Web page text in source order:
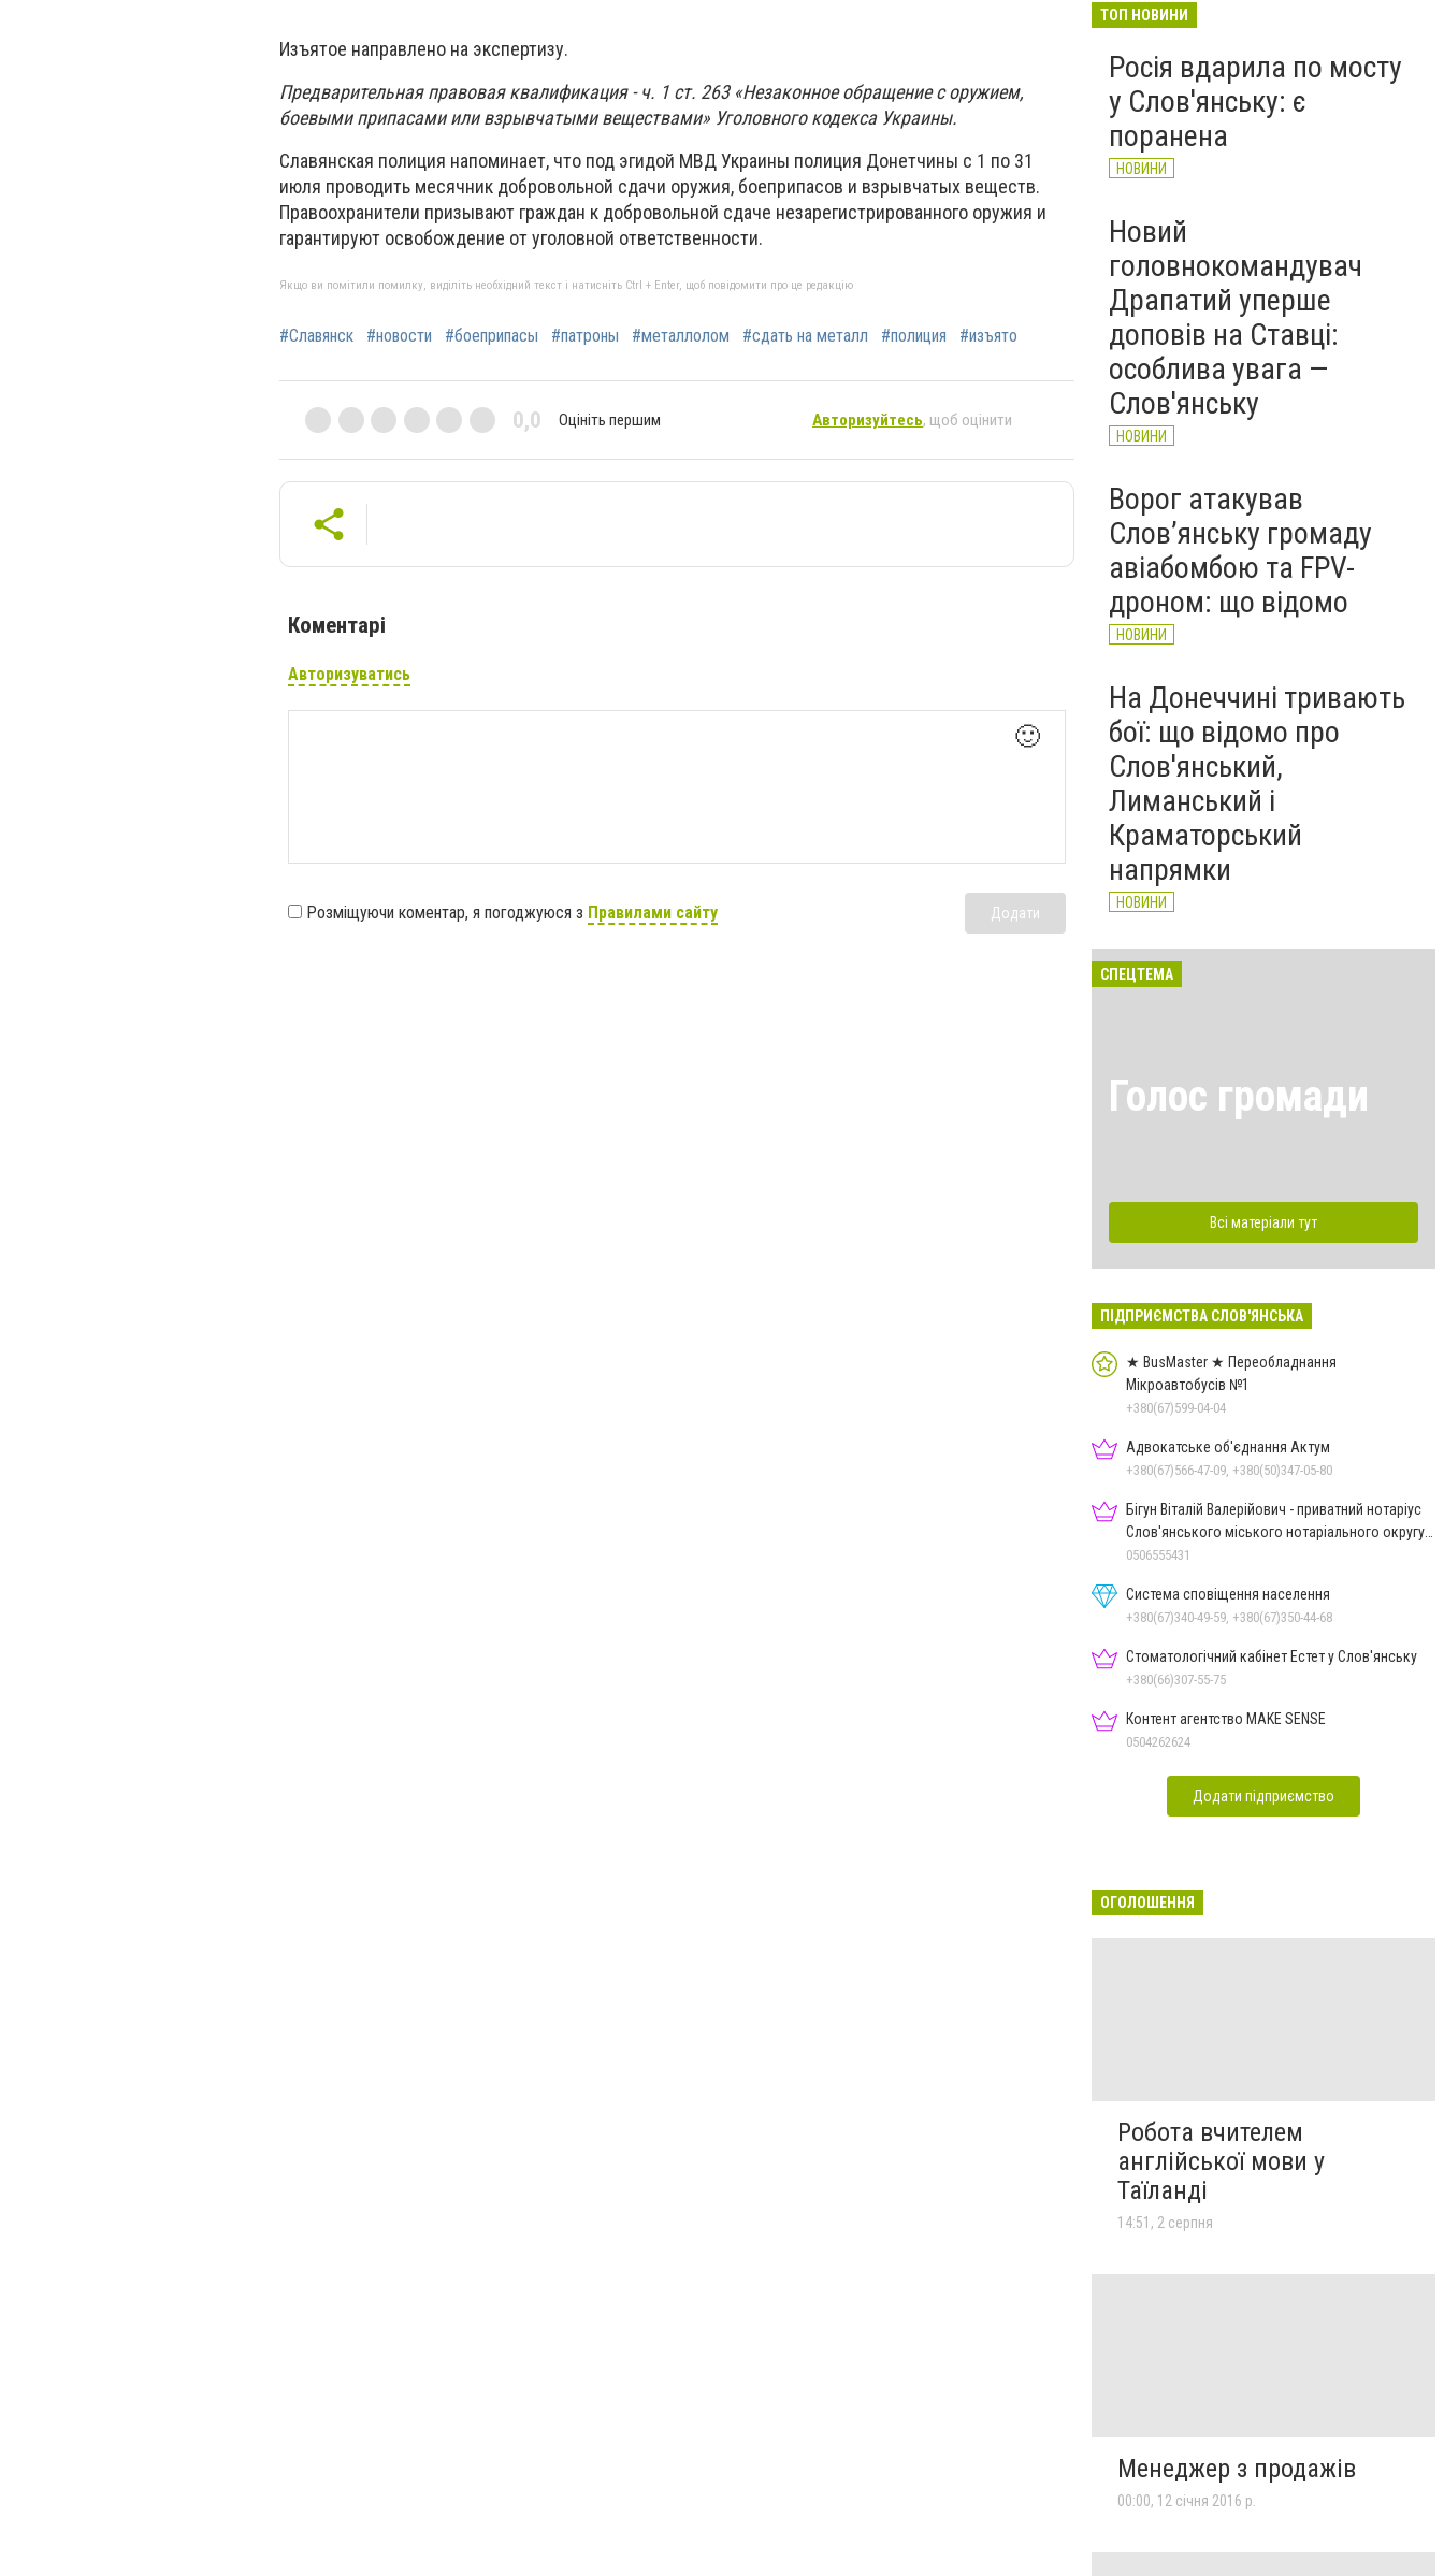
Изъятое направлено на экспертизу.
Предварительная правовая квалификация - ч. 1 ст. 263 «Незаконное обращение с оружием,
боевыми припасами или взрывчатыми веществами» Уголовного кодекса Украины.
Славянская полиция напоминает, что под эгидой МВД Украины полиция Донетчины с 1 по 31
июля проводить месячник добровольной сдачи оружия, боеприпасов и взрывчатых веществ.
Правоохранители призывают граждан к добровольной сдаче незарегистрированного оружия и
гарантируют освобождение от уголовной ответственности.
Якщо ви помітили помилку, виділіть необхідний текст і натисніть Ctrl + Enter, щоб повідомити про це редакцію
#Славянск #новости #боеприпасы #патроны #металлолом #сдать на металл #полиция #изъято
0,0 Оцініть першим Авторизуйтесь, щоб оцінити
Коментарі
Авторизуватись
🙂
Розміщуючи коментар, я погоджуюся з Правилами сайту Додати
великої війни: 6 серпня
ТОП НОВИНИ
Росія вдарила по мосту
у Слов'янську: є
поранена
НОВИНИ
Новий
головнокомандувач
Драпатий уперше
доповів на Ставці:
особлива увага —
Слов'янську
НОВИНИ
Ворог атакував
Слов’янську громаду
авіабомбою та FPV-
дроном: що відомо
НОВИНИ
На Донеччині тривають
бої: що відомо про
Слов'янський,
Лиманський і
Краматорський
напрямки
НОВИНИ
СПЕЦТЕМА
Голос громади
Всі матеріали тут
ПІДПРИЄМСТВА СЛОВ'ЯНСЬКА
★ BusMaster ★ Переобладнання
Мікроавтобусів №1
+380(67)599-04-04
Адвокатське об'єднання Актум
+380(67)566-47-09, +380(50)347-05-80
Бігун Віталій Валерійович - приватний нотаріус
Слов'янського міського нотаріального округу
Дон.обл.
0506555431
Система сповіщення населення
+380(67)340-49-59, +380(67)350-44-68
Стоматологічний кабінет Естет у Слов'янську
+380(66)307-55-75
Контент агентство MAKE SENSE
0504262624
Додати підприємство
ОГОЛОШЕННЯ
Робота вчителем
англійської мови у
Таїланді
14:51, 2 серпня
Менеджер з продажів
00:00, 12 січня 2016 р.